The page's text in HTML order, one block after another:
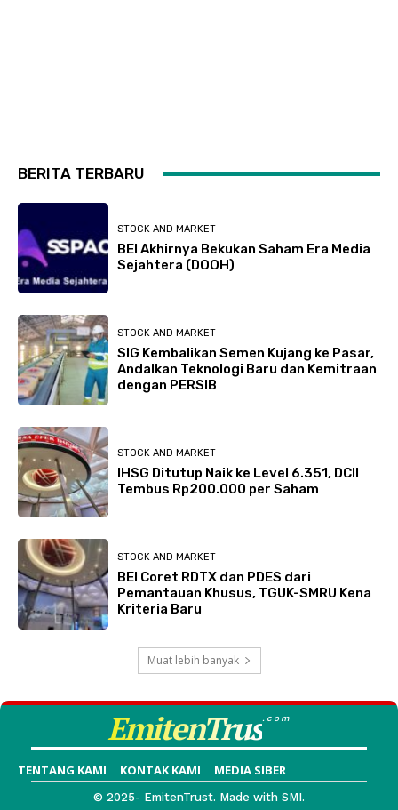
BERITA TERBARU
STOCK AND MARKET
BEI Akhirnya Bekukan Saham Era Media
Sejahtera (DOOH)
STOCK AND MARKET
SIG Kembalikan Semen Kujang ke Pasar,
Andalkan Teknologi Baru dan Kemitraan
dengan PERSIB
STOCK AND MARKET
IHSG Ditutup Naik ke Level 6.351, DCII
Tembus Rp200.000 per Saham
STOCK AND MARKET
BEI Coret RDTX dan PDES dari
Pemantauan Khusus, TGUK-SMRU Kena
Kriteria Baru
Muat lebih banyak
EmitenTrus.com
TENTANG KAMI KONTAK KAMI MEDIA SIBER
© 2025- EmitenTrust. Made with SMI.